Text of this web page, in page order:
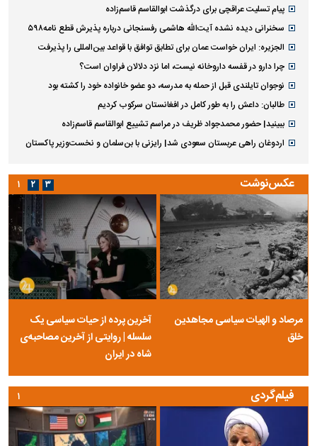
پیام تسلیت عراقچی برای درگذشت ابوالقاسم قاسم‌زاده
سخنرانی دیده نشده آیت‌الله هاشمی رفسنجانی درباره پذیرش قطع نامه۵۹۸
الجزیره: ایران خواست عمان برای تطابق توافق با قواعد بین‌المللی را پذیرفت
چرا دارو در قفسه داروخانه نیست، اما نزد دلالان فراوان است؟
نوجوان تایلندی قبل از حمله به مدرسه، دو عضو خانواده خود را کشته بود
طالبان: داعش را به طور کامل در افغانستان سرکوب کردیم
ببینید| حضور محمدجواد ظریف در مراسم تشییع ابوالقاسم قاسم‌زاده
اردوغان راهی عربستان سعودی شد| رایزنی با بن‌سلمان و نخست‌وزیر پاکستان
عکس‌نوشت
مرصاد و الهیات سیاسی مجاهدین
خلق
آخرین پرده از حیات سیاسی یک
سلسله | روایتی از آخرین مصاحبه‌ی
شاه در ایران
۱ ۲ ۳
فیلم‌گردی ۱